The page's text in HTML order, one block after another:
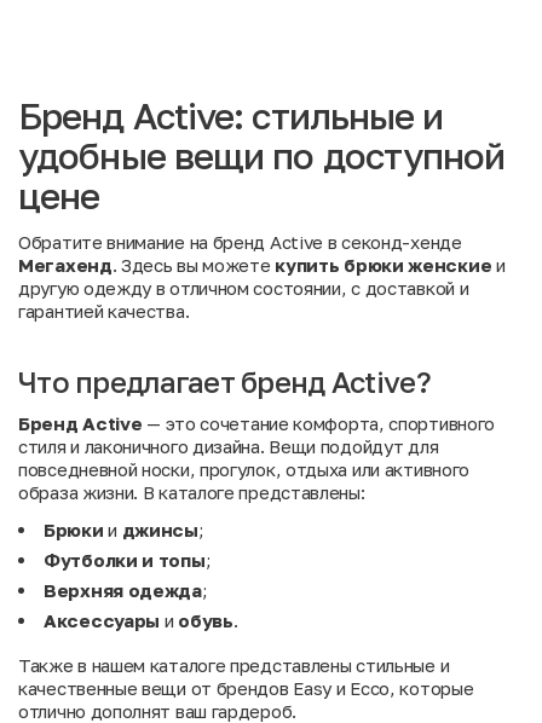
Бренд Active: стильные и
удобные вещи по доступной
цене
Обратите внимание на бренд Active в секонд-хенде
Мегахенд . Здесь вы можете купить брюки женские и
другую одежду в отличном состоянии, с доставкой и
гарантией качества.
Что предлагает бренд Active?
Бренд Active — это сочетание комфорта, спортивного
стиля и лаконичного дизайна. Вещи подойдут для
повседневной носки, прогулок, отдыха или активного
образа жизни. В каталоге представлены:
Брюки и джинсы;
Футболки и топы;
Верхняя одежда;
Аксессуары и обувь
Также в нашем каталоге представлены стильные и
качественные вещи от брендов Easy и Ecco , которые
отлично дополнят ваш гардероб.